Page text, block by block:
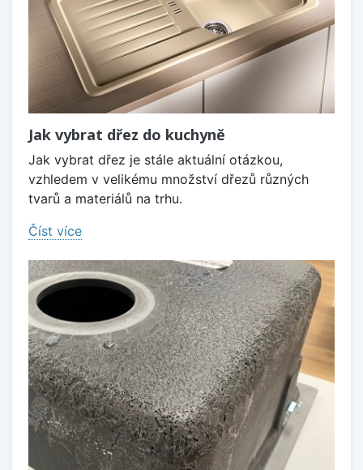
Jak vybrat dřez do kuchyně
Jak vybrat dřez je stále aktuální otázkou,
vzhledem v velikému množství dřezů různých
tvarů a materiálů na trhu.
Číst více